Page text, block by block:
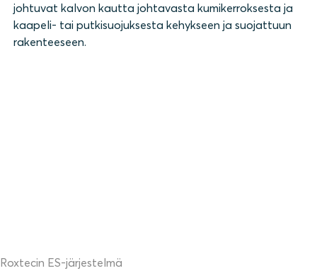
johtuvat kalvon kautta johtavasta kumikerroksesta ja
kaapeli- tai putkisuojuksesta kehykseen ja suojattuun
rakenteeseen.
Roxtecin ES-järjestelmä